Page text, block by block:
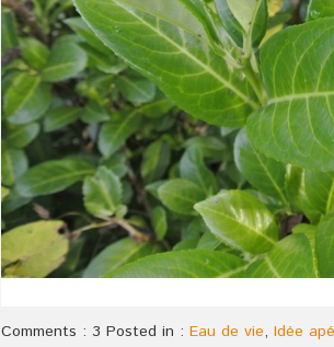
Comments : 3 Posted in : Eau de vie, Idée